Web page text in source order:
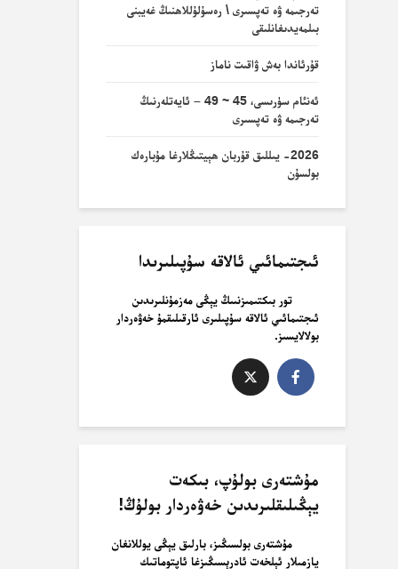
تەرجىمە ۋە تەپسىرى \ رەسۇلۇللاھنىڭ غەيبنى
بىلمەيدىغانلىقى
قۇرئاندا بەش ۋاقىت ناماز
ئەنئام سۈرىسى، 45 ~ 49 – ئايەتلەرنىڭ
تەرجىمە ۋە تەپسىرى
2026- يىللىق قۇربان ھېيتىڭلارغا مۇبارەك
بولسۇن
ئىجتىمائىي ئالاقە سۇپىلىرىدا
تور بىكتىمىزنىىڭ يېڭى مەزمۇنلىرىدىن
ئىجتىمائىي ئالاقە سۇپىلىرى ئارقىلىقمۇ خەۋەردار
بولالايسىز.
مۇشتەرى بولۇپ، بىكەت
يېڭىلىقلىرىدىن خەۋەردار بولۇڭ!
مۇشتەرى بولسىڭىز، بارلىق يېڭى يوللانغان
يازمىلار ئېلخەت ئادرېسىڭىزغا ئاپتوماتىك